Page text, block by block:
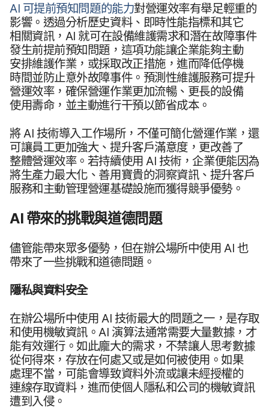
AI 可​提前​預知​問題​的​能力對​營運效率​有​舉足​輕重​的​
影響。​透過​分析​歷史​資料、​即時性​能​指標​和​其它​
相關​資訊， AI 就​可​在​設備​維護​需求​和​潛​在​故障​事件​
發生​前​提前​預知​問題，​這​項​功能​讓​企業​能夠​主動​
安排​維護​作業，​或​採取​改正​措施，​進而​降低​停機​
時間​並​防止​意外故障​事件。​預測性​維護​服務​可​提升​
營運​效率，​確保​營​運​作業​更​加流暢、​更長​的​設備​
使用​壽命，​並​主動​進行​干​預以​節省​成本。
將AI 技術​導入​工作​場所，​不僅​可​簡化​營運​作業，​還​
可​讓​員工​更​加強​大、​提升​客戶​滿意度，​更​改善​了​
整體​營運​效率。​若​持續​使用 AI 技術，​企業​便能​因為​
將​生產力​最​大化、​善用​寶貴​的​洞察​資訊、​提升​客戶​
服務​和​主動​管理​營運​基礎​設施​而​獲得​競爭​優勢。
AI 帶來​的​挑戰​與​道德​問題
儘管​能​帶​來眾多​優勢，​但​在​辦​公場​所​中​使用 AI 也​
帶來​了​一些​挑戰​和​道德​問題。
隱私​與​資料​安全
在​辦​公場​所​中​使用 AI 技術​最​大​的​問題​之​一，​是​存取​
和​使用​機敏​資訊。 AI 演算法通常​需要​大量​數據，​才​
能​有效​運行。​如​此​龐大​的​需求，​不禁​讓​人思考數據​
從何​得來，​存放​在​何處​又​或​是​如何​被​使用。​如果​
處理​不當，​可能​會​導致​資料​外流​或​讓​未​經授權​的​
連線​存取​資料，​進而​使​個​人​隱私​和​公司​的​機敏​資訊​
遭到​入侵。